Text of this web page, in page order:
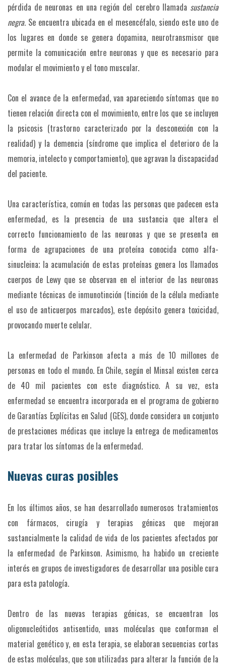
pérdida de neuronas en una región del cerebro llamada sustancia
negra. Se encuentra ubicada en el mesencéfalo, siendo este uno de
los lugares en donde se genera dopamina, neurotransmisor que
permite la comunicación entre neuronas y que es necesario para
modular el movimiento y el tono muscular.
Con el avance de la enfermedad, van apareciendo síntomas que no
tienen relación directa con el movimiento, entre los que se incluyen
la psicosis (trastorno caracterizado por la desconexión con la
realidad) y la demencia (síndrome que implica el deterioro de la
memoria, intelecto y comportamiento), que agravan la discapacidad
del paciente.
Una característica, común en todas las personas que padecen esta
enfermedad, es la presencia de una sustancia que altera el
correcto funcionamiento de las neuronas y que se presenta en
forma de agrupaciones de una proteína conocida como alfa-
sinucleina; la acumulación de estas proteínas genera los llamados
cuerpos de Lewy que se observan en el interior de las neuronas
mediante técnicas de inmunotinción (tinción de la célula mediante
el uso de anticuerpos marcados), este depósito genera toxicidad,
provocando muerte celular.
La enfermedad de Parkinson afecta a más de 10 millones de
personas en todo el mundo. En Chile, según el Minsal existen cerca
de 40 mil pacientes con este diagnóstico. A su vez, esta
enfermedad se encuentra incorporada en el programa de gobierno
de Garantías Explícitas en Salud (GES), donde considera un conjunto
de prestaciones médicas que incluye la entrega de medicamentos
para tratar los síntomas de la enfermedad.
Nuevas curas posibles
En los últimos años, se han desarrollado numerosos tratamientos
con fármacos, cirugía y terapias génicas que mejoran
sustancialmente la calidad de vida de los pacientes afectados por
la enfermedad de Parkinson. Asimismo, ha habido un creciente
interés en grupos de investigadores de desarrollar una posible cura
para esta patología.
Dentro de las nuevas terapias génicas, se encuentran los
oligonucleótidos antisentido, unas moléculas que conforman el
material genético y, en esta terapia, se elaboran secuencias cortas
de estas moléculas, que son utilizadas para alterar la función de la